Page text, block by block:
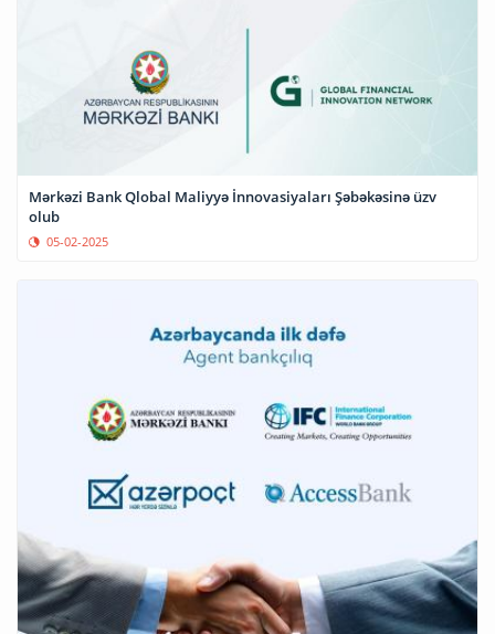
Mərkəzi Bank Qlobal Maliyyə İnnovasiyaları Şəbəkəsinə üzv
olub
05-02-2025